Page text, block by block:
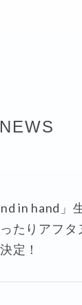
NEWS
in hand」
たりアフタ
定！